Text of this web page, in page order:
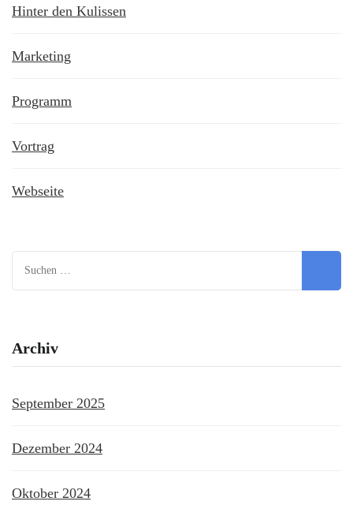
Hinter den Kulissen
Marketing
Programm
Vortrag
Webseite
Suchen
nach:
Archiv
September 2025
Dezember 2024
Oktober 2024